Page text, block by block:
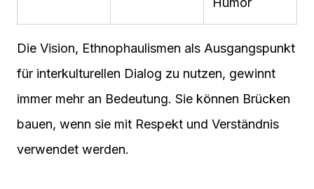
Die Vision, Ethnophaulismen als Ausgangspunkt
für interkulturellen Dialog zu nutzen, gewinnt
immer mehr an Bedeutung. Sie können Brücken
bauen, wenn sie mit Respekt und Verständnis
verwendet werden.